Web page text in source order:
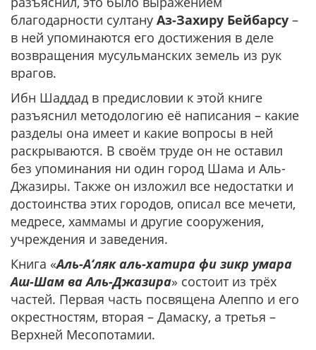
благодарности султану Аз-Захиру Бейбарсу –
в ней упоминаются его достижения в деле
возвращения мусульманских земель из рук
врагов.
Ибн Шаддад в предисловии к этой книге
разъяснил методологию её написания – какие
разделы она имеет и какие вопросы в ней
раскрываются. В своём труде он не оставил
без упоминания ни один город Шама и Аль-
Джазиры. Также он изложил все недостатки и
достоинства этих городов, описал все мечети,
медресе, хаммамы и другие сооружения,
учреждения и заведения.
Книга «Аль-А‘ляк аль-хатира фи зикр умара
Аш-Шам ва Аль-Джазира» состоит из трёх
частей. Первая часть посвящена Алеппо и его
окрестностям, вторая – Дамаску, а третья –
Верхней Месопотамии.